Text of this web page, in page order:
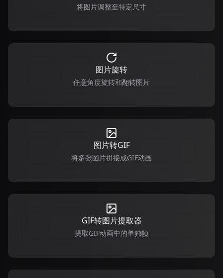
将图片调整至特定尺寸
图片旋转
任意角度旋转和翻转图片
图片转GIF
将多张图片拼接成GIF动画
GIF转图片提取器
提取GIF动画中的单独帧